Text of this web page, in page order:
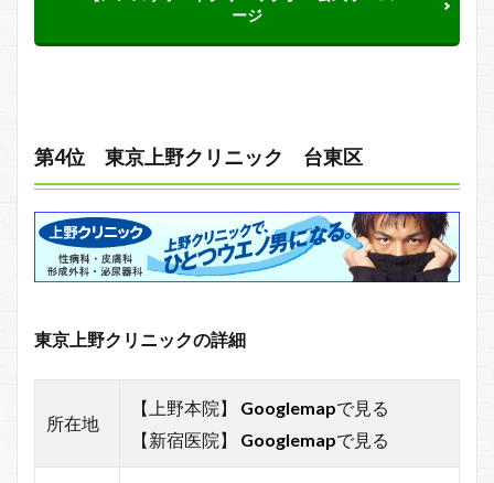
ージ
第4位 東京上野クリニック 台東区
東京上野クリニックの詳細
所在地
【上野本院】 Googlemapで見る
【新宿医院】 Googlemapで見る